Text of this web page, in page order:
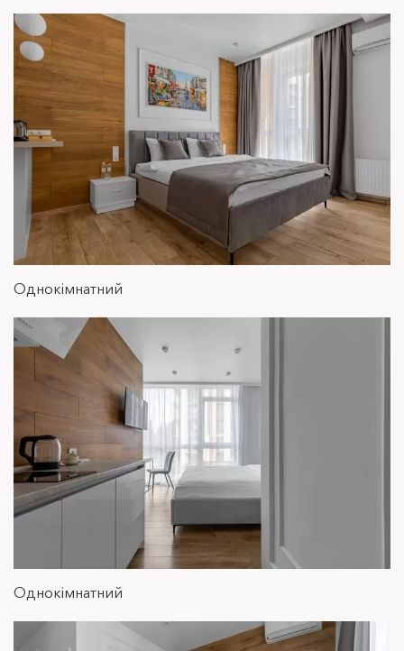
Студія делюкс
Однокімнатний
Однокімнатний